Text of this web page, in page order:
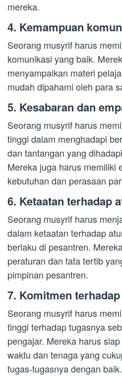
mereka.
4. Kemampuan
Seorang musyrif harus
komunikasi yang baik.
menyampaikan materi
mudah dipahami oleh para
5. Kesabaran dan
Seorang musyrif harus
tinggi dalam menghadapi
dan tantangan yang
Mereka juga harus memiliki
kebutuhan dan perasaan
6. Ketaatan terhadap
Seorang musyrif harus
dalam ketaatan terhadap
berlaku di pesantren.
peraturan dan tata tertib
pimpinan pesantren.
7. Komitmen
Seorang musyrif harus
tinggi terhadap tugasnya
pengajar. Mereka harus
waktu dan tenaga yang
tugas-tugasnya dengan baik.